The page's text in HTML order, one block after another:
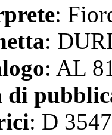
:
:
: AL
di
: D